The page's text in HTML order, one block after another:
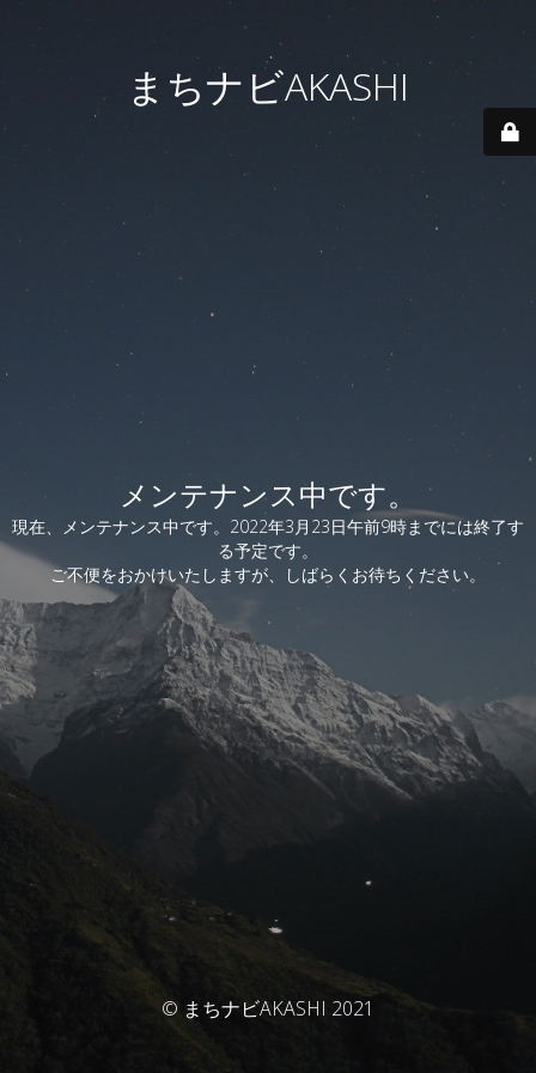
まちナビAKASHI
メンテナンス中です。
現在、メンテナンス中です。2022年3月23日午前9時までには終了す
る予定です。
ご不便をおかけいたしますが、しばらくお待ちください。
© まちナビAKASHI 2021